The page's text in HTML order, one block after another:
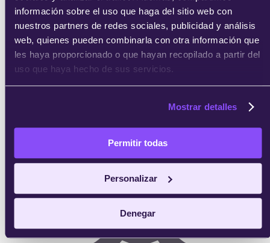
información sobre el uso que haga del sitio web con
nuestros partners de redes sociales, publicidad y análisis
web, quienes pueden combinarla con otra información que
les haya proporcionado o que hayan recopilado a partir del
uso que haya hecho de sus servicios.
Mostrar detalles
Permitir todas
Personalizar
Denegar
Alumni Xperience
Opiniones de IEBS
Trabaja con nosotros
Quiero ser profesor
Contacta con nosotros